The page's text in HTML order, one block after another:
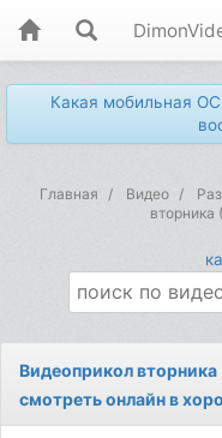
Какая мобильная
Главная Видео
Видеоприкол
смотреть онлайн в